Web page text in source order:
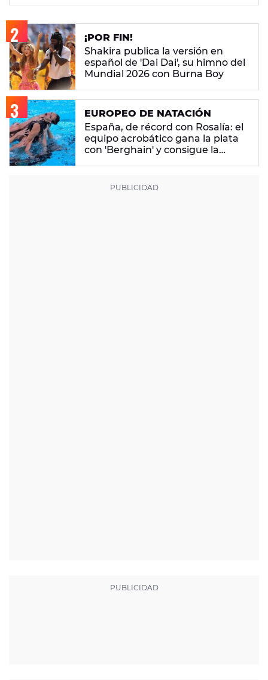
¡POR FIN!
Shakira publica la versión en
español de 'Dai Dai', su himno del
Mundial 2026 con Burna Boy
EUROPEO DE NATACIÓN
España, de récord con Rosalía: el
equipo acrobático gana la plata
con 'Berghain' y consigue la